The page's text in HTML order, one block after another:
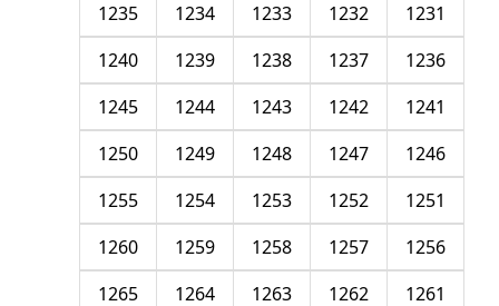
1231
1232
1233
1234
1235
1236
1237
1238
1239
1240
1241
1242
1243
1244
1245
1246
1247
1248
1249
1250
1251
1252
1253
1254
1255
1256
1257
1258
1259
1260
1261
1262
1263
1264
1265